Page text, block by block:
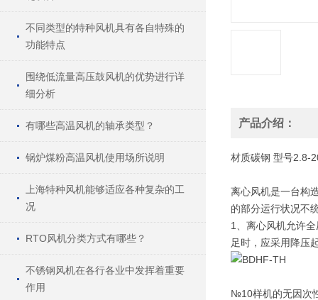
不同类型的特种风机具有各自特殊的
功能特点
围绕低流量高压鼓风机的优势进行详
细分析
有哪些高温风机的轴承类型？
锅炉煤粉高温风机使用场所说明
上海特种风机能够适应各种复杂的工
况
RTO风机分类方式有哪些？
不锈钢风机在各行各业中发挥着重要
作用
产品介绍：
材质碳钢 型号2.8-
离心风机是一台构
的部分运行状况不
1、离心风机允许
足时，应采用降压
№10样机的无因次